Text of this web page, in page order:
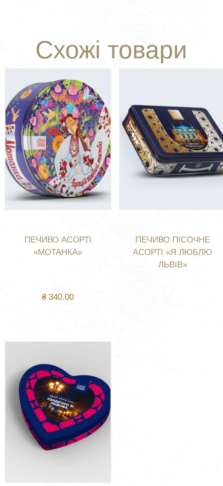
Схожі товари
ПЕЧИВО АСОРТІ
«МОТАНКА»
₴340.00
ПЕЧИВО ПІСОЧНЕ
АСОРТІ «Я ЛЮБЛЮ
ЛЬВІВ»